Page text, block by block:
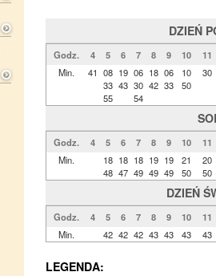
DZIEŃ
Godz. 4 5 6 7 8 9 10
11
Min.
41 08
33
55
19
43
06
30
54
18
42
06
33
10
50
30
Godz. 4 5 6 7 8 9 10
11
Min.
18
48
18
47
18
49
19
49
19
49
21
50
20
50
DZIEŃ
Godz. 4 5 6 7 8 9 10
11
Min.
42 42 42 43 43 43 43
LEGENDA: